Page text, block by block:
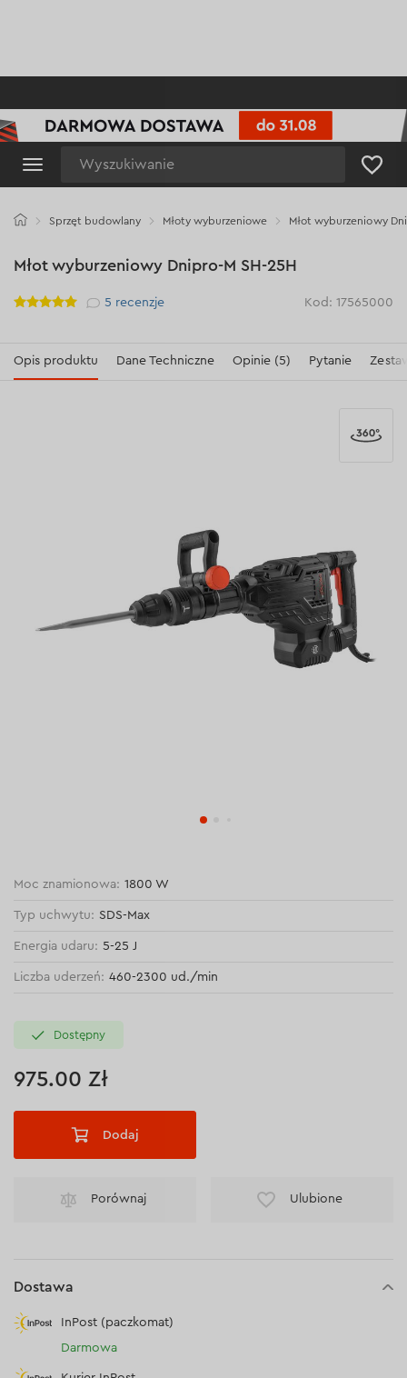
Sprzęt budowlany Młoty wyburzeniowe Młot wyburzeniowy
Młot wyburzeniowy Dnipro-M SH-25H
Рейтинг 5 recenzje Kod: 17565000
Opis produktu Dane Techniczne Opinie (5) Pytanie
Moc znamionowa: 1800 W
Typ uchwytu: SDS-Max
Energia udaru: 5-25 J
Liczba uderzeń: 460-2300 ud./min
Dostępny
975.00 Zł
Dodaj
Porównaj Ulubione
Dostawa
InPost (paczkomat)
Darmowa